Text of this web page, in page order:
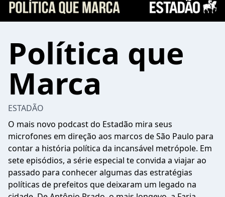
Política que
Marca
ESTADÃO
O mais novo podcast do Estadão mira seus
microfones em direção aos marcos de São Paulo para
contar a história política da incansável metrópole. Em
sete episódios, a série especial te convida a viajar ao
passado para conhecer algumas das estratégias
políticas de prefeitos que deixaram um legado na